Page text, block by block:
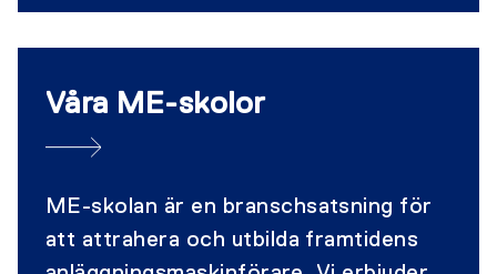
utbildning för gymnasieskolan och
yrkesvux och har även anpassade
branschen.
Våra ME-skolor
ME­-skolan är en branschsatsning för
att attrahera och utbilda framtidens